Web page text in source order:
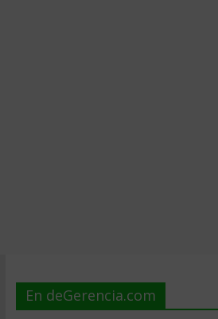
En deGerencia.com